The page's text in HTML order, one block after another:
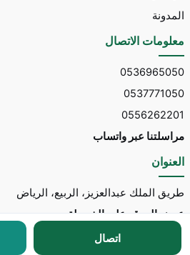
المدونة
معلومات الاتصال
0536965050
0537771050
0556262201
مراسلتنا عبر واتساب
العنوان
طريق الملك عبدالعزيز، الربيع، الرياض
عرض الموقع على الخريطة
اتصال